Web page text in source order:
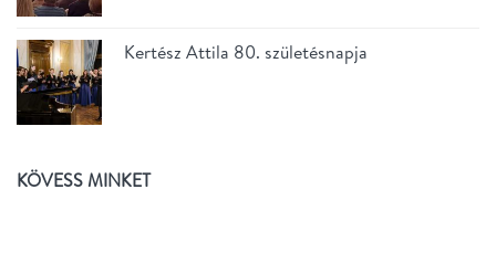
Kertész Attila 80. születésnapja
KÖVESS MINKET